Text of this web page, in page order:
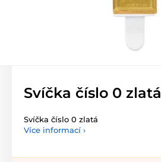
Svíčka číslo 0 zlatá
Svíčka číslo 0 zlatá
Více informací ›